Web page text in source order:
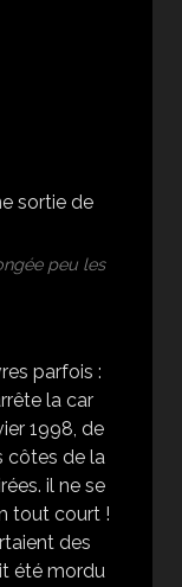
peu les
parfois :
la car
1998, de
côtes de la
il ne se
tout court !
des
été mordu